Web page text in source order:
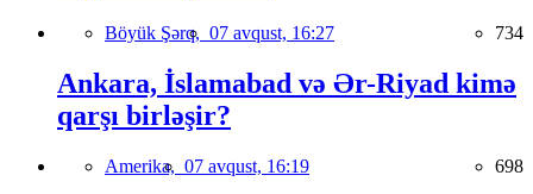
Böyük Şərq, 07 avqust, 16:27 734
Ankara, İslamabad və Ər-Riyad kimə
qarşı birləşir?
Amerika, 07 avqust, 16:19 698